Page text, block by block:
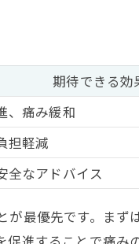
改善に整体院を選
る腰痛を和らげる
でも安全な腰痛ス
に取り入れやすい簡
痛緩和に役立つマタ
トレッチ時に気をつ
対策になるおうち
期待できる効
、痛み緩和
担軽減
全なアドバイス
最優先です。ま